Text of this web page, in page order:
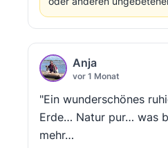
Anja
vor 1 Monat
"Ein wunderschönes
Erde… Natur pur… was
mehr…